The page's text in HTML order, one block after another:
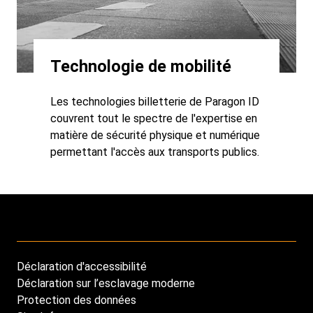
Technologie de mobilité
Les technologies billetterie de Paragon ID
couvrent tout le spectre de l'expertise en
matière de sécurité physique et numérique
permettant l'accès aux transports publics.
Footer
menu
Déclaration d'accessibilité
Déclaration sur l’esclavage moderne
Protection des données